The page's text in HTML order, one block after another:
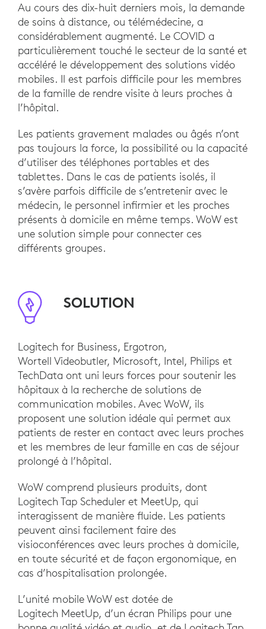
Au cours des dix-huit derniers mois, la demande
de soins à distance, ou télémédecine, a
considérablement augmenté. Le COVID a
particulièrement touché le secteur de la santé et
accéléré le développement des solutions vidéo
mobiles. Il est parfois difficile pour les membres
de la famille de rendre visite à leurs proches à
l’hôpital.
Les patients gravement malades ou âgés n’ont
pas toujours la force, la possibilité ou la capacité
d’utiliser des téléphones portables et des
tablettes. Dans le cas de patients isolés, il
s’avère parfois difficile de s’entretenir avec le
médecin, le personnel infirmier et les proches
présents à domicile en même temps. WoW est
une solution simple pour connecter ces
différents groupes.
SOLUTION
Logitech for Business, Ergotron,
Wortell Videobutler, Microsoft, Intel, Philips et
TechData ont uni leurs forces pour soutenir les
hôpitaux à la recherche de solutions de
communication mobiles. Avec WoW, ils
proposent une solution idéale qui permet aux
patients de rester en contact avec leurs proches
et les membres de leur famille en cas de séjour
prolongé à l’hôpital.
WoW comprend plusieurs produits, dont
Logitech Tap Scheduler et MeetUp, qui
interagissent de manière fluide. Les patients
peuvent ainsi facilement faire des
visioconférences avec leurs proches à domicile,
en toute sécurité et de façon ergonomique, en
cas d’hospitalisation prolongée.
L’unité mobile WoW est dotée de
Logitech MeetUp, d’un écran Philips pour une